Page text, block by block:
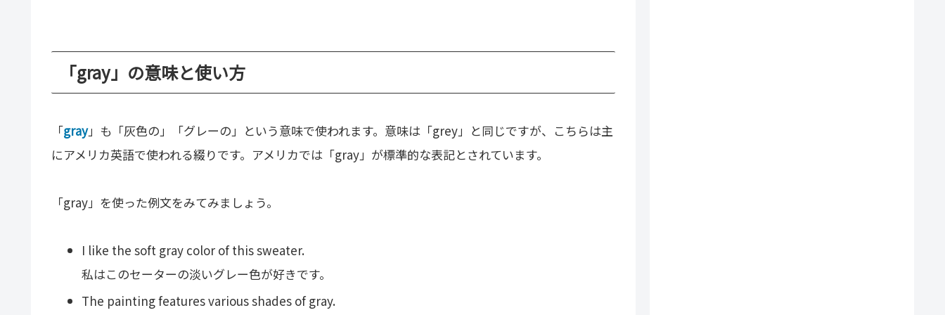
「gray」の意味と使い方
「gray」も「灰色の」「グレーの」という意味で使われます。意味は「grey」と同じですが、こちらは主
にアメリカ英語で使われる綴りです。アメリカでは「gray」が標準的な表記とされています。
「gray」を使った例文をみてみましょう。
I like the soft gray color of this sweater.
私はこのセーターの淡いグレー色が好きです。
The painting features various shades of gray.